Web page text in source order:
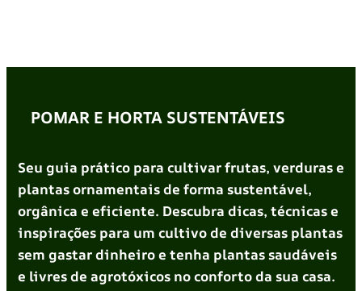
POMAR E HORTA SUSTENTÁVEIS
Seu guia prático para cultivar frutas, verduras e
plantas ornamentais de forma sustentável,
orgânica e eficiente. Descubra dicas, técnicas e
inspirações para um cultivo de diversas plantas
sem gastar dinheiro e tenha plantas saudáveis
e livres de agrotóxicos no conforto da sua casa.